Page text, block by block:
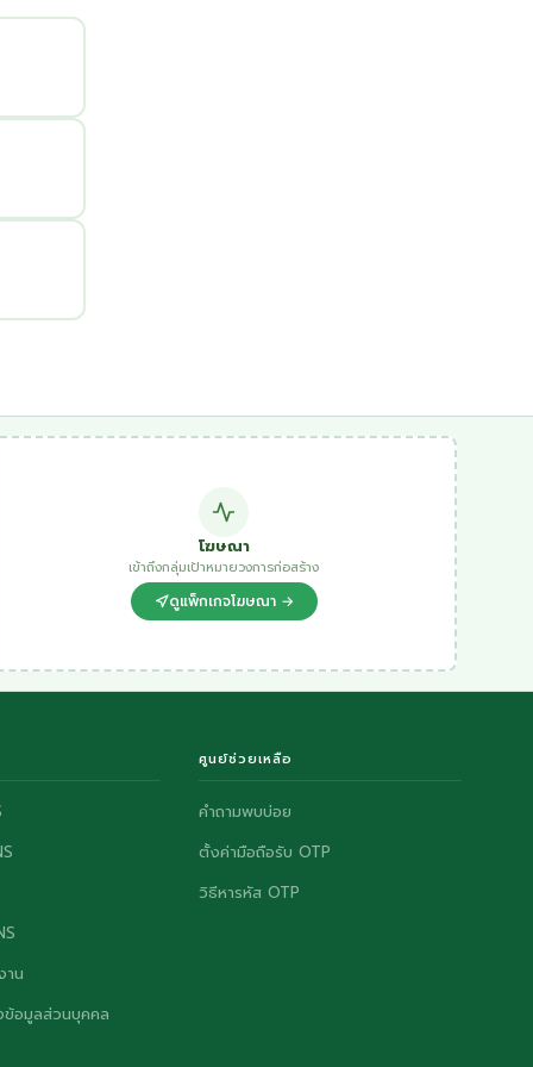
โฆษณา
เข้าถึงกลุ่มเป้าหมายวงการก่อสร้าง
ดูแพ็กเกจโฆษณา →
าน
ข้อมูลส่วนบุคคล
ศูนย์ช่วยเหลือ
คำถามพบบ่อย
ตั้งค่ามือถือรับ OTP
วิธีหารหัส OTP